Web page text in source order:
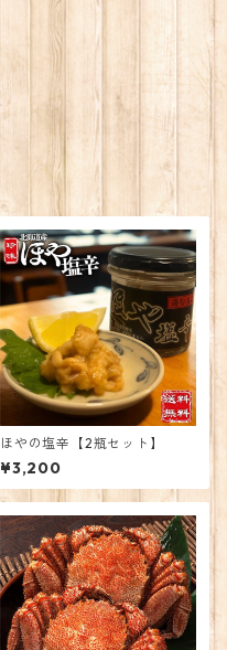
ほやの塩辛【2瓶セット】
¥3,200